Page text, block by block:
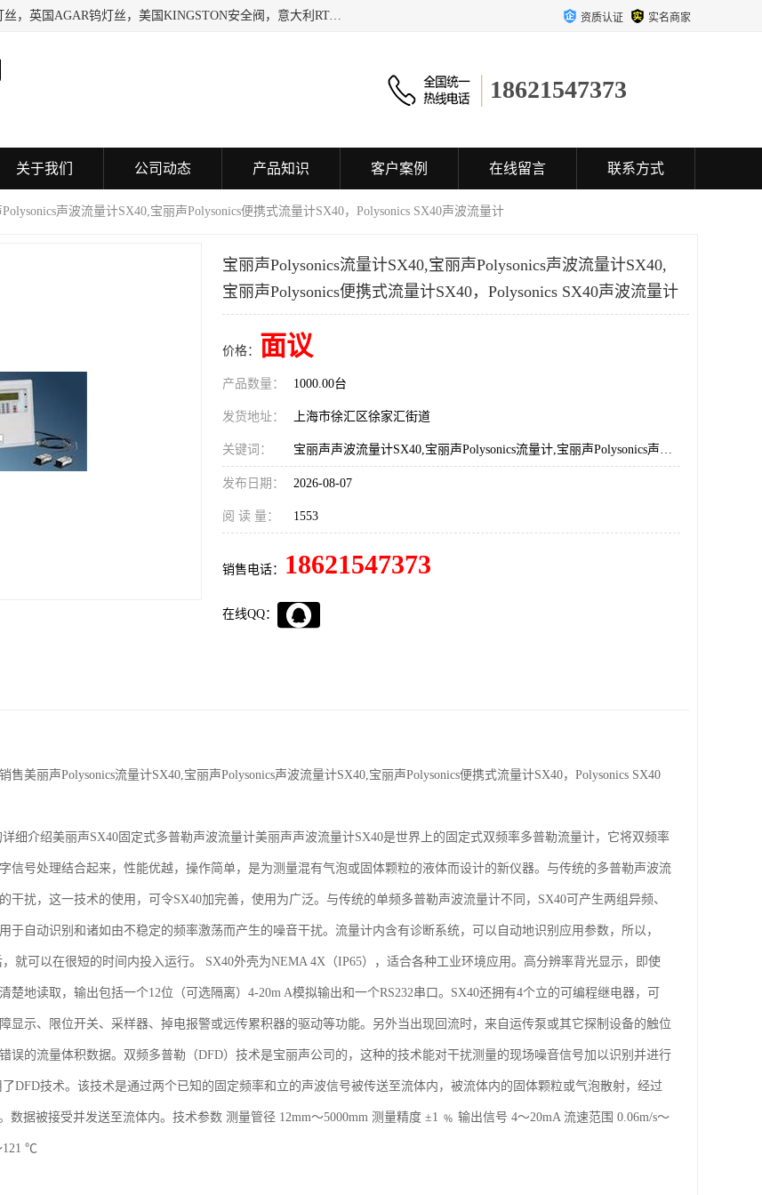
日本SHINDENGEN电磁铁，以色列KAYA采集卡，英国YPS场发射灯丝，英国AGAR钨灯丝，美国KINGSTON安全阀，意大利RTA驱动器，美国MOTT过滤器，美国GENIE过滤器，日本精线NIPPON SEISEN过滤器，法国SAPPEL水表, 德国Thyracont传感器，英国SONTAY压差传感器 美国MPC擦锡布 TB-300-MPC, 德国Matesy磁光分析仪 资质认证 实名商家
18621547373
关于我们 公司动态 产品知识 客户案例 在线留言 联系方式
声波流量计SX40,宝丽声Polysonics便携式流量计SX40，Polysonics SX40声波流量计
宝丽声Polysonics流量计SX40,宝丽声Polysonics声波流量计SX40,
宝丽声Polysonics便携式流量计SX40，Polysonics SX40声波流量计
价格： 面议
产品数量： 1000.00台
发货地址： 上海市徐汇区徐家汇街道
关键词： 宝丽声声波流量计SX40,宝丽声Polysonics流量计,宝丽声Polysonics声波流量计,宝丽声Polysonics产品总代理,宝丽声Polysonics,SX40总代理
发布日期： 2026-08-07
阅 读 量： 1553
销售电话： 18621547373
在线QQ：
售美丽声Polysonics流量计SX40,宝丽声Polysonics声波流量计SX40,宝丽声Polysonics便携式流量计SX40，Polysonics SX40
细介绍美丽声SX40固定式多普勒声波流量计美丽声声波流量计SX40是世界上的固定式双频率多普勒流量计，它将双频率
信号处理结合起来，性能优越，操作简单，是为测量混有气泡或固体颗粒的液体而设计的新仪器。与传统的多普勒声波流
干扰，这一技术的使用，可令SX40加完善，使用为广泛。与传统的单频多普勒声波流量计不同，SX40可产生两组异频、
于自动识别和诸如由不稳定的频率激荡而产生的噪音干扰。流量计内含有诊断系统，可以自动地识别应用参数，所以，
就可以在很短的时间内投入运行。 SX40外壳为NEMA 4X（IP65），适合各种工业环境应用。高分辨率背光显示，即使
楚地读取，输出包括一个12位（可选隔离）4-20m A模拟输出和一个RS232串口。SX40还拥有4个立的可编程继电器，可
显示、限位开关、采样器、掉电报警或远传累积器的驱动等功能。另外当出现回流时，来自运传泵或其它探制设备的触位
误的流量体积数据。双频多普勒（DFD）技术是宝丽声公司的，这种的技术能对干扰测量的现场噪音信号加以识别并进行
DFD技术。该技术是通过两个已知的固定频率和立的声波信号被传送至流体内，被流体内的固体颗粒或气泡散射，经过
数据被接受并发送至流体内。技术参数 测量管径 12mm～5000mm 测量精度 ±1 ﹪ 输出信号 4～20mA 流速范围 0.06m/s～
121 ℃